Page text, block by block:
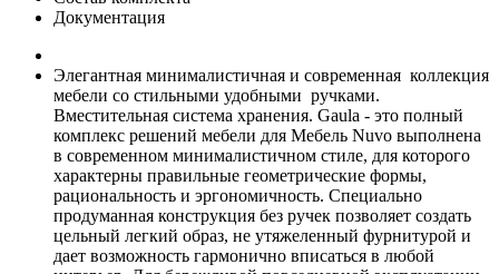
Документация
Элегантная минималистичная и современная коллекция
мебели со стильными удобными ручками.
Вместительная система хранения. Gaula - это полный
комплекс решений мебели для Мебель Nuvo выполнена
в современном минималистичном стиле, для которого
характерны правильные геометрические формы,
рациональность и эргономичность. Специально
продуманная конструкция без ручек позволяет создать
цельный легкий образ, не утяжеленный фурнитурой и
дает возможность гармонично вписаться в любой